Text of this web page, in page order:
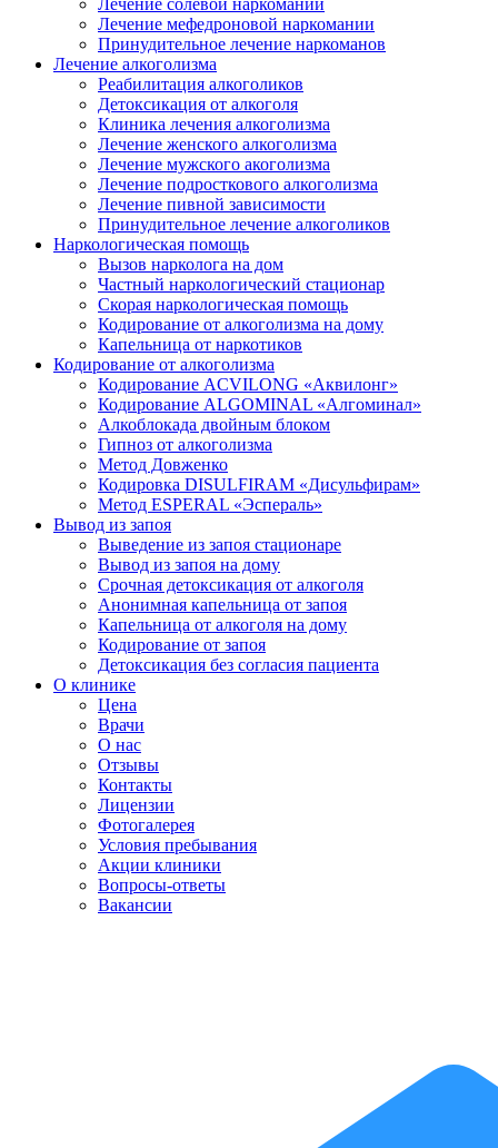
Лечение солевой наркомании
Лечение мефедроновой наркомании
Принудительное лечение наркоманов
Лечение алкоголизма
Реабилитация алкоголиков
Детоксикация от алкоголя
Клиника лечения алкоголизма
Лечение женского алкоголизма
Лечение мужского акоголизма
Лечение подросткового алкоголизма
Лечение пивной зависимости
Принудительное лечение алкоголиков
Наркологическая помощь
Вызов нарколога на дом
Частный наркологический стационар
Скорая наркологическая помощь
Кодирование от алкоголизма на дому
Капельница от наркотиков
Кодирование от алкоголизма
Кодирование ACVILONG «Аквилонг»
Кодирование ALGOMINAL «Алгоминал»
Алкоблокада двойным блоком
Гипноз от алкоголизма
Метод Довженко
Кодировка DISULFIRAM «Дисульфирам»
Метод ESPERAL «Эспераль»
Вывод из запоя
Выведение из запоя стационаре
Вывод из запоя на дому
Срочная детоксикация от алкоголя
Анонимная капельница от запоя
Капельница от алкоголя на дому
Кодирование от запоя
Детоксикация без согласия пациента
О клинике
Цена
Врачи
О нас
Отзывы
Контакты
Лицензии
Фотогалерея
Условия пребывания
Акции клиники
Вопросы-ответы
Вакансии